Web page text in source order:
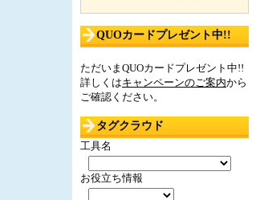
QUOカードプレゼント中!!
ただいまQUOカードプレゼント中!!
詳しくはキャンペーンのご案内から
ご確認ください。
タグクラウド
工具名
お役立ち情報